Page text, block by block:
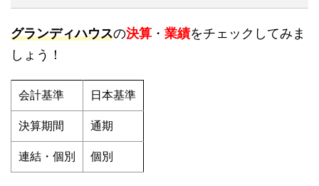
グランディハウスの決算 ・ 業績をチェックしてみま
しょう！
会計基準 日本基準
決算期間 通期
連結・個別 個別